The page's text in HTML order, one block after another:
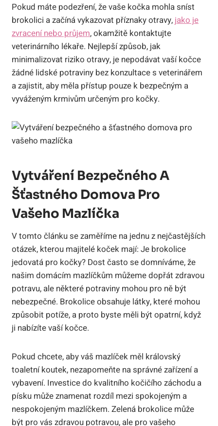
Pokud máte podezření, že vaše kočka mohla sníst
brokolici a začíná vykazovat příznaky otravy, jako je
zvracení nebo průjem, okamžitě kontaktujte
veterinárního lékaře. Nejlepší způsob, jak
minimalizovat riziko otravy, je nepodávat vaší kočce
žádné lidské potraviny bez konzultace s veterinářem
a zajistit, aby měla přístup pouze k bezpečným a
vyváženým krmivům určeným pro kočky.
Vytváření Bezpečného A
Šťastného Domova Pro
Vašeho Mazlíčka
V tomto článku se zaměříme na jednu z nejčastějších
otázek, kterou majitelé koček mají: Je brokolice
jedovatá pro kočky? Dost často se domníváme, že
našim domácím mazlíčkům můžeme dopřát zdravou
potravu, ale některé potraviny mohou pro ně být
nebezpečné. Brokolice obsahuje látky, které mohou
způsobit potíže, a proto byste měli být opatrní, když
ji nabízíte vaší kočce.
Pokud chcete, aby váš mazlíček měl královský
toaletní koutek, nezapomeňte na správné zařízení a
vybavení. Investice do kvalitního kočičího záchodu a
písku může znamenat rozdíl mezi spokojeným a
nespokojeným mazlíčkem. Zelená brokolice může
být pro vás zdravou potravou, ale pro vašeho